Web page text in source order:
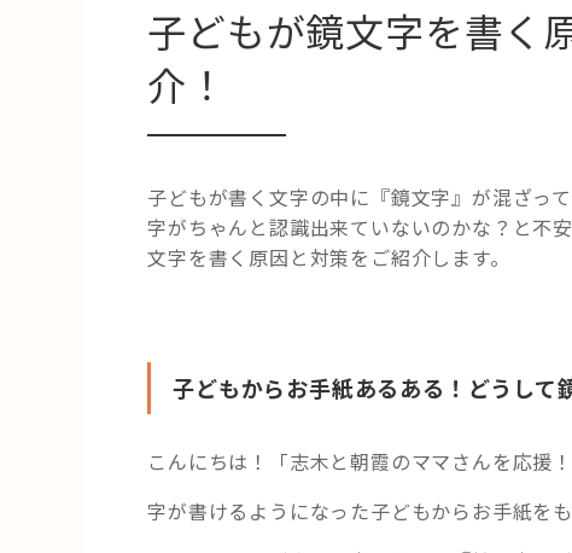
子どもが鏡文字を書く
介！
子どもが書く文字の中に『鏡文字』が混ざっ
字がちゃんと認識出来ていないのかな？と不
文字を書く原因と対策をご紹介します。
子どもからお手紙あるある！どうして
こんにちは！「志木と朝霞のママさんを応援
字が書けるようになった子どもからお手紙を